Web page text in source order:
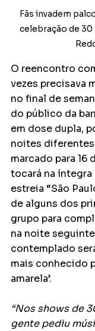
Fãs invadem
celebração de 30
O reencontro
vezes precisava
no final de
do público da
em dose dupla,
noites
marcado para 16
tocará na íntegra
estreia “São
de alguns dos
grupo para
na noite
contemplado
mais conhecido
amarela’.
“Nos shows de
gente pediu